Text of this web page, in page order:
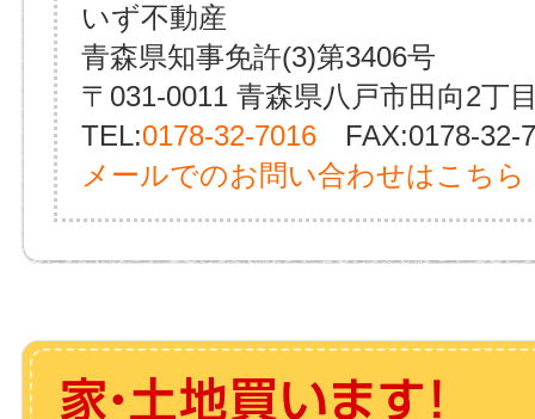
いず不動産
青森県知事免許(3)第3406号
〒031-0011 青森県八戸市田向2丁
TEL:0178-32-7016 FAX:0178-32-
メールでのお問い合わせはこちら